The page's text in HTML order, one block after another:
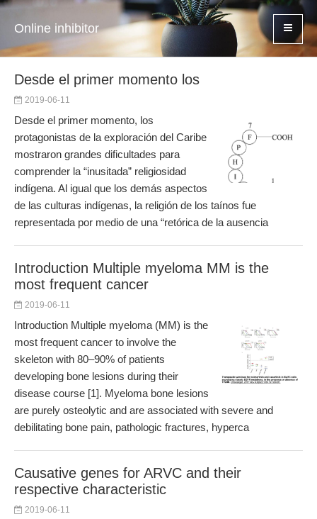
Online inhibitor
Desde el primer momento los
2019-06-11
Desde el primer momento, los
protagonistas de la exploración del Caribe
mostraron grandes dificultades para
comprender la “inusitada” religiosidad
indígena. Al igual que los demás aspectos
de las culturas indígenas, la religión de los taínos fue
representada por medio de una “retórica de la ausencia
Introduction Multiple myeloma MM is the
most frequent cancer
2019-06-11
Introduction Multiple myeloma (MM) is the
most frequent cancer to involve the
skeleton with 80–90% of patients
developing bone lesions during their
disease course [1]. Myeloma bone lesions
are purely osteolytic and are associated with severe and
debilitating bone pain, pathologic fractures, hyperca
Causative genes for ARVC and their
respective characteristic
2019-06-11